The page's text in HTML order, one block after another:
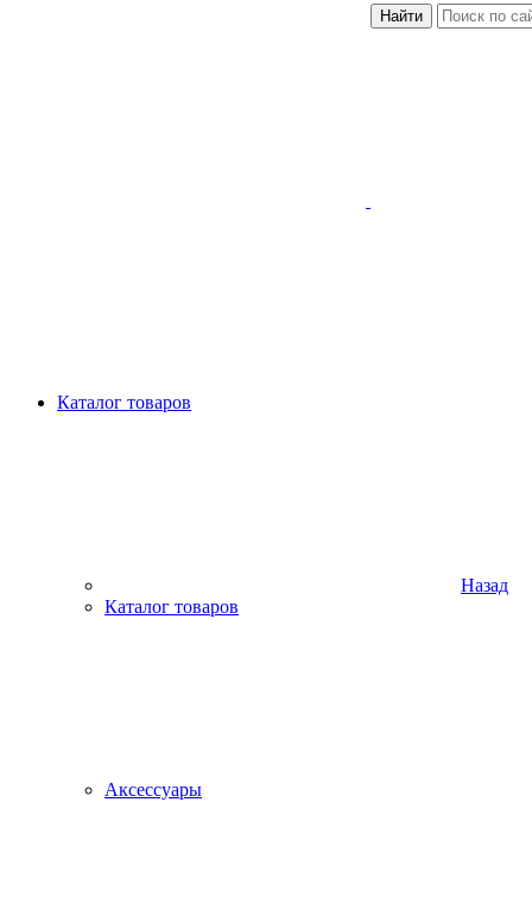
Найти
Каталог товаров
Назад
Каталог товаров
Аксессуары